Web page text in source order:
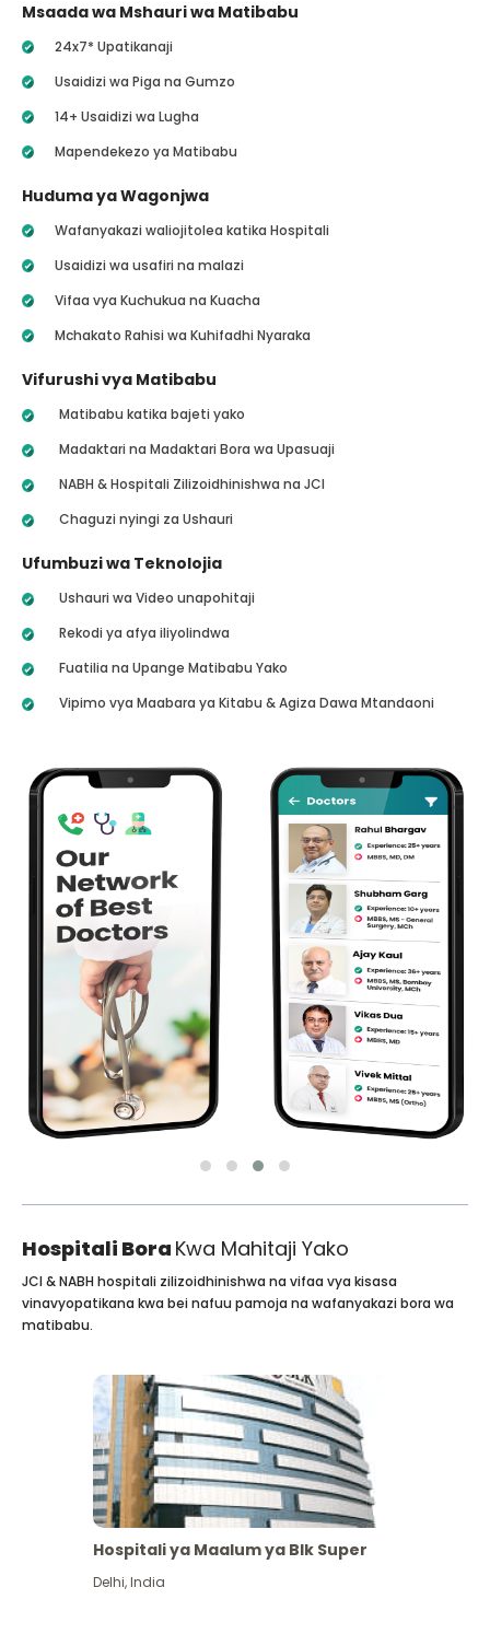
Msaada wa Mshauri wa Matibabu
24x7* Upatikanaji
Usaidizi wa Piga na Gumzo
14+ Usaidizi wa Lugha
Mapendekezo ya Matibabu
Huduma ya Wagonjwa
Wafanyakazi waliojitolea katika Hospitali
Usaidizi wa usafiri na malazi
Vifaa vya Kuchukua na Kuacha
Mchakato Rahisi wa Kuhifadhi Nyaraka
Vifurushi vya Matibabu
Matibabu katika bajeti yako
Madaktari na Madaktari Bora wa Upasuaji
NABH & Hospitali Zilizoidhinishwa na JCI
Chaguzi nyingi za Ushauri
Ufumbuzi wa Teknolojia
Ushauri wa Video unapohitaji
Rekodi ya afya iliyolindwa
Fuatilia na Upange Matibabu Yako
Vipimo vya Maabara ya Kitabu & Agiza Dawa Mtandaoni
Hospitali Bora Kwa Mahitaji Yako
JCI & NABH hospitali zilizoidhinishwa na vifaa vya kisasa
vinavyopatikana kwa bei nafuu pamoja na wafanyakazi bora wa
matibabu.
Hospitali ya Maalum ya Blk Super
Delhi,India